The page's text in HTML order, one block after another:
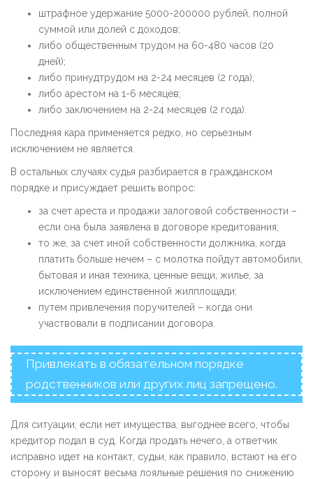
штрафное удержание 5000-200000 рублей, полной
суммой или долей с доходов;
либо общественным трудом на 60-480 часов (20
дней);
либо принудтрудом на 2-24 месяцев (2 года);
либо арестом на 1-6 месяцев;
либо заключением на 2-24 месяцев (2 года).
Последняя кара применяется редко, но серьезным
исключением не является.
В остальных случаях судья разбирается в гражданском
порядке и присуждает решить вопрос:
за счет ареста и продажи залоговой собственности –
если она была заявлена в договоре кредитования;
то же, за счет иной собственности должника, когда
платить больше нечем – с молотка пойдут автомобили,
бытовая и иная техника, ценные вещи, жилье, за
исключением единственной жилплощади;
путем привлечения поручителей – когда они
участвовали в подписании договора.
Привлекать в обязательном порядке
родственников или других лиц запрещено.
Для ситуации, если нет имущества, выгоднее всего, чтобы
кредитор подал в суд. Когда продать нечего, а ответчик
исправно идет на контакт, судьи, как правило, встают на его
сторону и выносят весьма лояльные решения по снижению